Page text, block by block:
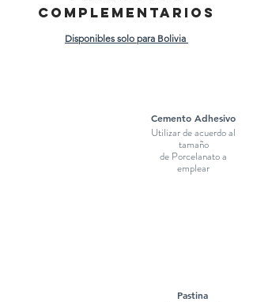
COMPLEMENTARIOS
Disponibles solo para Bolivia
Cemento Adhesivo
Utilizar de acuerdo al
tamaño
de Porcelanato a
emplear
Pastina